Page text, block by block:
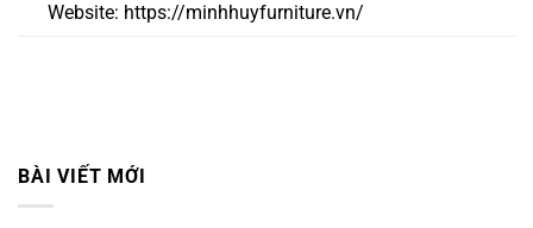
Website: https://minhhuyfurniture.vn/
BÀI VIẾT MỚI